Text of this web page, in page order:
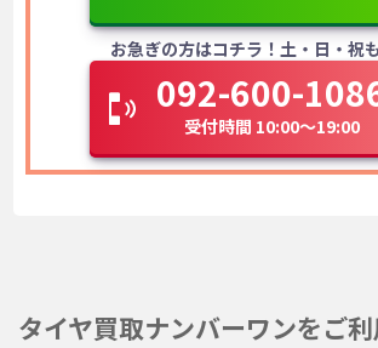
お急ぎの方はコチラ！土・日・祝
092-600-
受付時間 10:00～19:00
タイヤ買取ナンバーワンをご